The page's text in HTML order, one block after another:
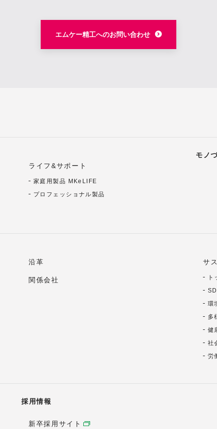
エムケー精工へのお問い合わせ
ライフ&サポート
家庭用製品 MKeLIFE
プロフェッショナル製品
モノ
沿革
関係会社
サ
ト
環
多
健
社
労
採用情報
新卒採用サイト